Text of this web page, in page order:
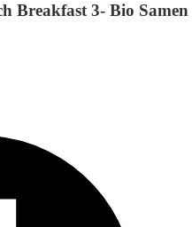
Breakfast 3- Bio Samen